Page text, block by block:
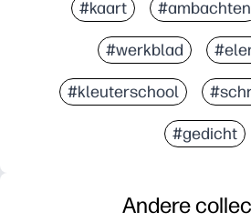
#kaart #ambachten
#werkblad
#kleuterschool
#gedicht
Andere